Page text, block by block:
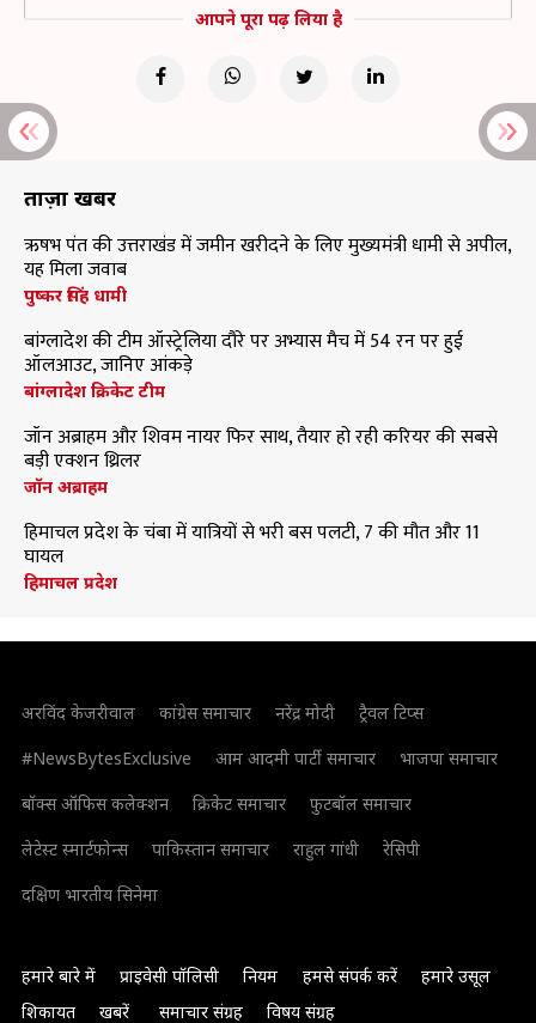
आपने पूरा पढ़ लिया है
ताज़ा खबरें
ऋषभ पंत की उत्तराखंड में जमीन खरीदने के लिए मुख्यमंत्री धामी से अपील,
यह मिला जवाब
पुष्कर सिंह धामी
बांग्लादेश की टीम ऑस्ट्रेलिया दौरे पर अभ्यास मैच में 54 रन पर हुई
ऑलआउट, जानिए आंकड़े
बांग्लादेश क्रिकेट टीम
जॉन अब्राहम और शिवम नायर फिर साथ, तैयार हो रही करियर की सबसे
बड़ी एक्शन थ्रिलर
जॉन अब्राहम
हिमाचल प्रदेश के चंबा में यात्रियों से भरी बस पलटी, 7 की मौत और 11
घायल
हिमाचल प्रदेश
अरविंद केजरीवाल कांग्रेस समाचार नरेंद्र मोदी
ट्रैवल टिप्स
#NewsBytesExclusive
आम आदमी पार्टी समाचार
भाजपा समाचार
बॉक्स ऑफिस कलेक्शन
क्रिकेट समाचार
फुटबॉल समाचार
लेटेस्ट स्मार्टफोन्स
पाकिस्तान समाचार राहुल गांधी
रेसिपी
दक्षिण भारतीय सिनेमा
हमारे बारे में प्राइवेसी पॉलिसी नियम हमसे संपर्क करें
हमारे उसूल
शिकायत
खबरें समाचार संग्रह विषय संग्रह